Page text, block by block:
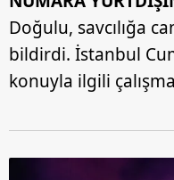
Doğulu, savcılığa
bildirdi. İstanbul
konuyla ilgili